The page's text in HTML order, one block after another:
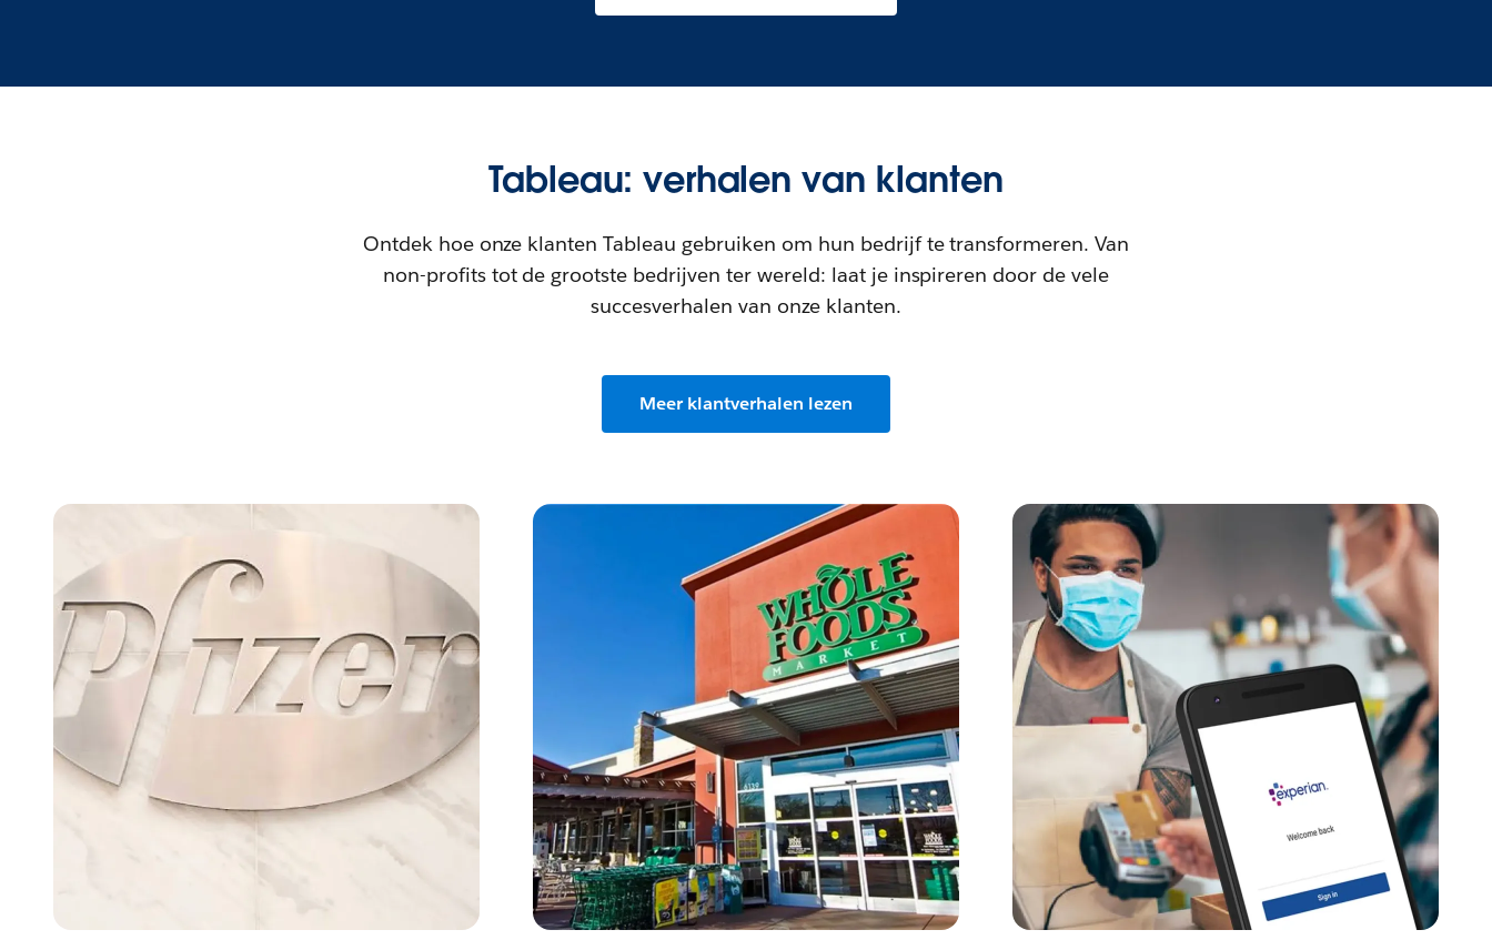
Tableau: verhalen van klanten
Ontdek hoe onze klanten Tableau gebruiken om hun bedrijf te transformeren. Van
non-profits tot de grootste bedrijven ter wereld: laat je inspireren door de vele
succesverhalen van onze klanten.
Meer klantverhalen lezen